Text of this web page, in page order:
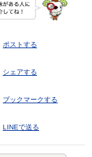
ポストする
シェアする
ブックマークする
LINEで送る